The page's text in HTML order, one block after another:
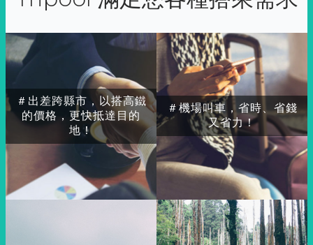
＃出差跨縣市，以搭高鐵
的價格，更快抵達目的
地！
＃機場叫車，省時、省錢
又省力！